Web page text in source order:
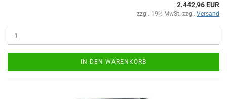
2.442,96 EUR
zzgl. 19% MwSt. zzgl. Versand
IN DEN WARENKORB